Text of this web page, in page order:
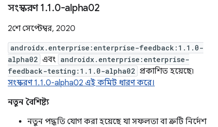
সংস্করণ 1.1.0-alpha02
2শে সেপ্টেম্বর, 2020
androidx.enterprise:enterprise-feedback:1.1.0-
alpha02 এবং androidx.enterprise:enterprise-
feedback-testing:1.1.0-alpha02 প্রকাশিত হয়েছে৷
সংস্করণ 1.1.0-alpha02 এই কমিট ধারণ করে।
নতুন বৈশিষ্ট্য
নতুন পদ্ধতি যোগ করা হয়েছে যা সফলতা বা ত্রুটি নির্দেশ